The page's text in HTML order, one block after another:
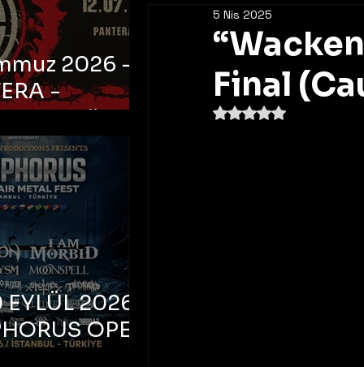
Final
5 Nis 2025
5 üzerinden NaN yıldız
2026 -
-
Ataköy
Arena
2026 –
OPEN
FEST